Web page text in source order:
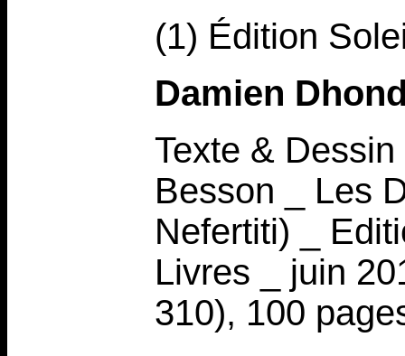
(1) Édition
Damien
Texte &
Besson _ Les
Nefertiti) _
Livres _ juin
310), 100